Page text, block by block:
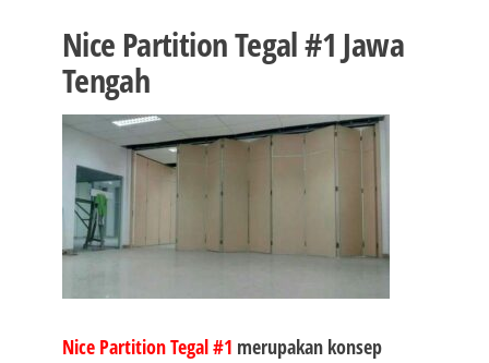
Nice Partition Tegal #1 Jawa
Tengah
Nice Partition Tegal #1 merupakan konsep